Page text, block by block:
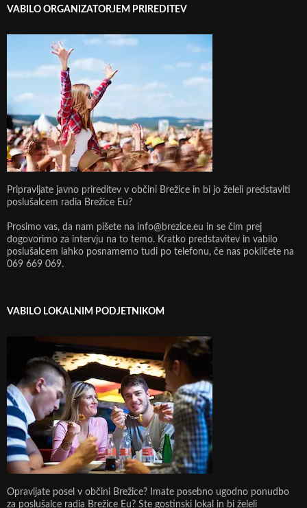
VABILO ORGANIZATORJEM PRIREDITEV
Pripravljate javno prireditev v občini Brežice in bi jo želeli predstaviti
poslušalcem radia Brežice Eu?
Prosimo vas, da nam pišete na info@brezice.eu in se čim prej
dogovorimo za intervju na to temo. Kratko predstavitev in vabilo
poslušalcem lahko posnamemo tudi po telefonu, če nas pokličete na
069 669 069.
VABILO LOKALNIM PODJETNIKOM
Opravljate posel v občini Brežice? Imate posebno ugodno ponudbo
za poslušalce radia Brežice Eu? Ste gostinski lokal in bi želeli